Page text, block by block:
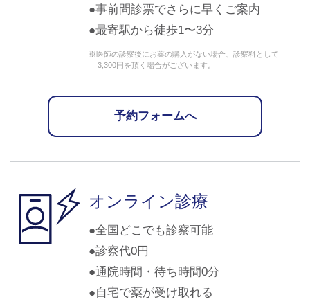
事前問診票でさらに早くご案内
最寄駅から徒歩1〜3分
※医師の診察後にお薬の購入がない場合、診察料として
3,300円を頂く場合がございます。
予約フォームへ
オンライン診療
全国どこでも診察可能
診察代0円
通院時間・待ち時間0分
自宅で薬が受け取れる